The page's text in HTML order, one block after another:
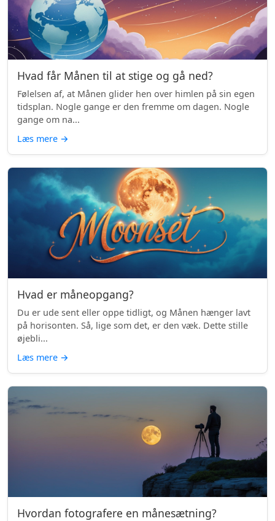
Hvad får Månen til at stige og gå ned?
Følelsen af, at Månen glider hen over himlen på sin egen
tidsplan. Nogle gange er den fremme om dagen. Nogle
gange om na...
Læs mere →
Hvad er måneopgang?
Du er ude sent eller oppe tidligt, og Månen hænger lavt
på horisonten. Så, lige som det, er den væk. Dette stille
øjebli...
Læs mere →
Hvordan fotografere en månesætning?